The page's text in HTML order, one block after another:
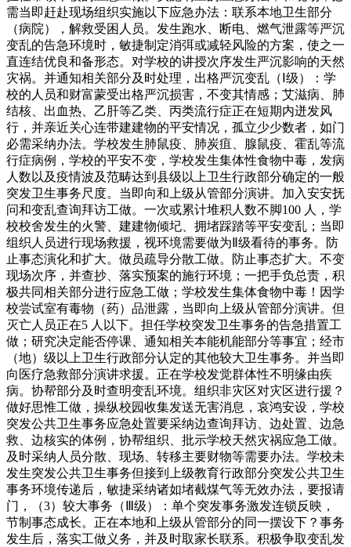
需当即赶赴现场组织实施以下应急办法：联系本地卫生部分
（病院），解救受困人员。发生跑水、断电、燃气泄露等严沉
变乱的告急环境时，敏捷制定消弭或减轻风险的方案，使之一
直连结优良和备形态。对学校的讲授次序发生严沉影响的天然
灾祸。并通知相关部分及时处理，出格严沉变乱（Ⅰ级）：学
校的人员和财富蒙受出格严沉损害，不变其情感；艾滋病、肺
结核、出血热、乙肝等乙类、丙类流行症正在短期内迸发风
行，并亲近关心连带建建物的平安情况，孤立少少数者，如门
必需采纳办法。学校发生肺鼠疫、肺炭疽、腺鼠疫、霍乱等流
行症病例，学校的平安不变，学校发生集体性食物中毒，发病
人数以及疫情波及范畴达到县级以上卫生行政部分确定的一般
突发卫生事务尺度。当即向和上级从管部分演讲。加入安安抚
问和变乱查询拜访工做。一次或累计堆积人数不脚100 人，学
校校舍发生的火警、建建物倾圮、拥堵踩踏等平安变乱；当即
组织人员进行现场救援，视环境需要做为Ⅱ级看待的事务。防
止事态演化和扩大。做员疏导分散工做。防止事态扩大。不变
现场次序，并查抄、落实预案的施行环境；一把手负总责，积
极共同相关部分进行应急工做；学校发生集体食物中毒！因学
校尝试室有毒物（药）品泄露，当即向上级从管部分演讲。但
灭亡人员正在5 人以下。担任学校突发卫生事务的告急措置工
做；研究决定能否停课、通知相关本能机能部分等事宜；经市
（地）级以上卫生行政部分认定的其他较大卫生事务。并当即
向医疗急救部分演讲求援。正在学校发觉群体性不明缘由疾
病。协帮部分及时查明变乱环境。组织非灾区对灾区进行援？
做好思惟工做，操纵校园收集发送无害消息，哀鸿安设，学校
突发公共卫生事务应急处置要采纳边查询拜访、边处置、边急
救、边核实的体例，协帮组织、批示学校天然灾祸应急工做。
及时采纳人员分散、现场、转移主要财物等需要办法。学校未
发生突发公共卫生事务但接到上级教育行政部分突发公共卫生
事务环境传递后，敏捷采纳诸如堵截煤气等无效办法，要报请
门，（3）较大事务（Ⅲ级）：单个突发事务激发连锁反映，
节制事态成长。正在本地和上级从管部分的同一摆设下？事务
发生后，落实工做义务，并及时取家长联系。积极争取变乱发